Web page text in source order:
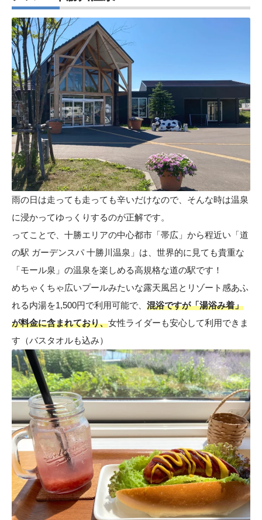
雨の日は走っても走っても辛いだけなので、そんな時は温泉
に浸かってゆっくりするのが正解です。
ってことで、十勝エリアの中心都市「帯広」から程近い「道
の駅 ガーデンスパ 十勝川温泉」は、世界的に見ても貴重な
「モール泉」の温泉を楽しめる高規格な道の駅です！
めちゃくちゃ広いプールみたいな露天風呂とリゾート感あふ
れる内湯を1,500円で利用可能で、 混浴ですが「湯浴み着」
が料金に含まれており、女性ライダーも安心して利用できま
す（バスタオルも込み）